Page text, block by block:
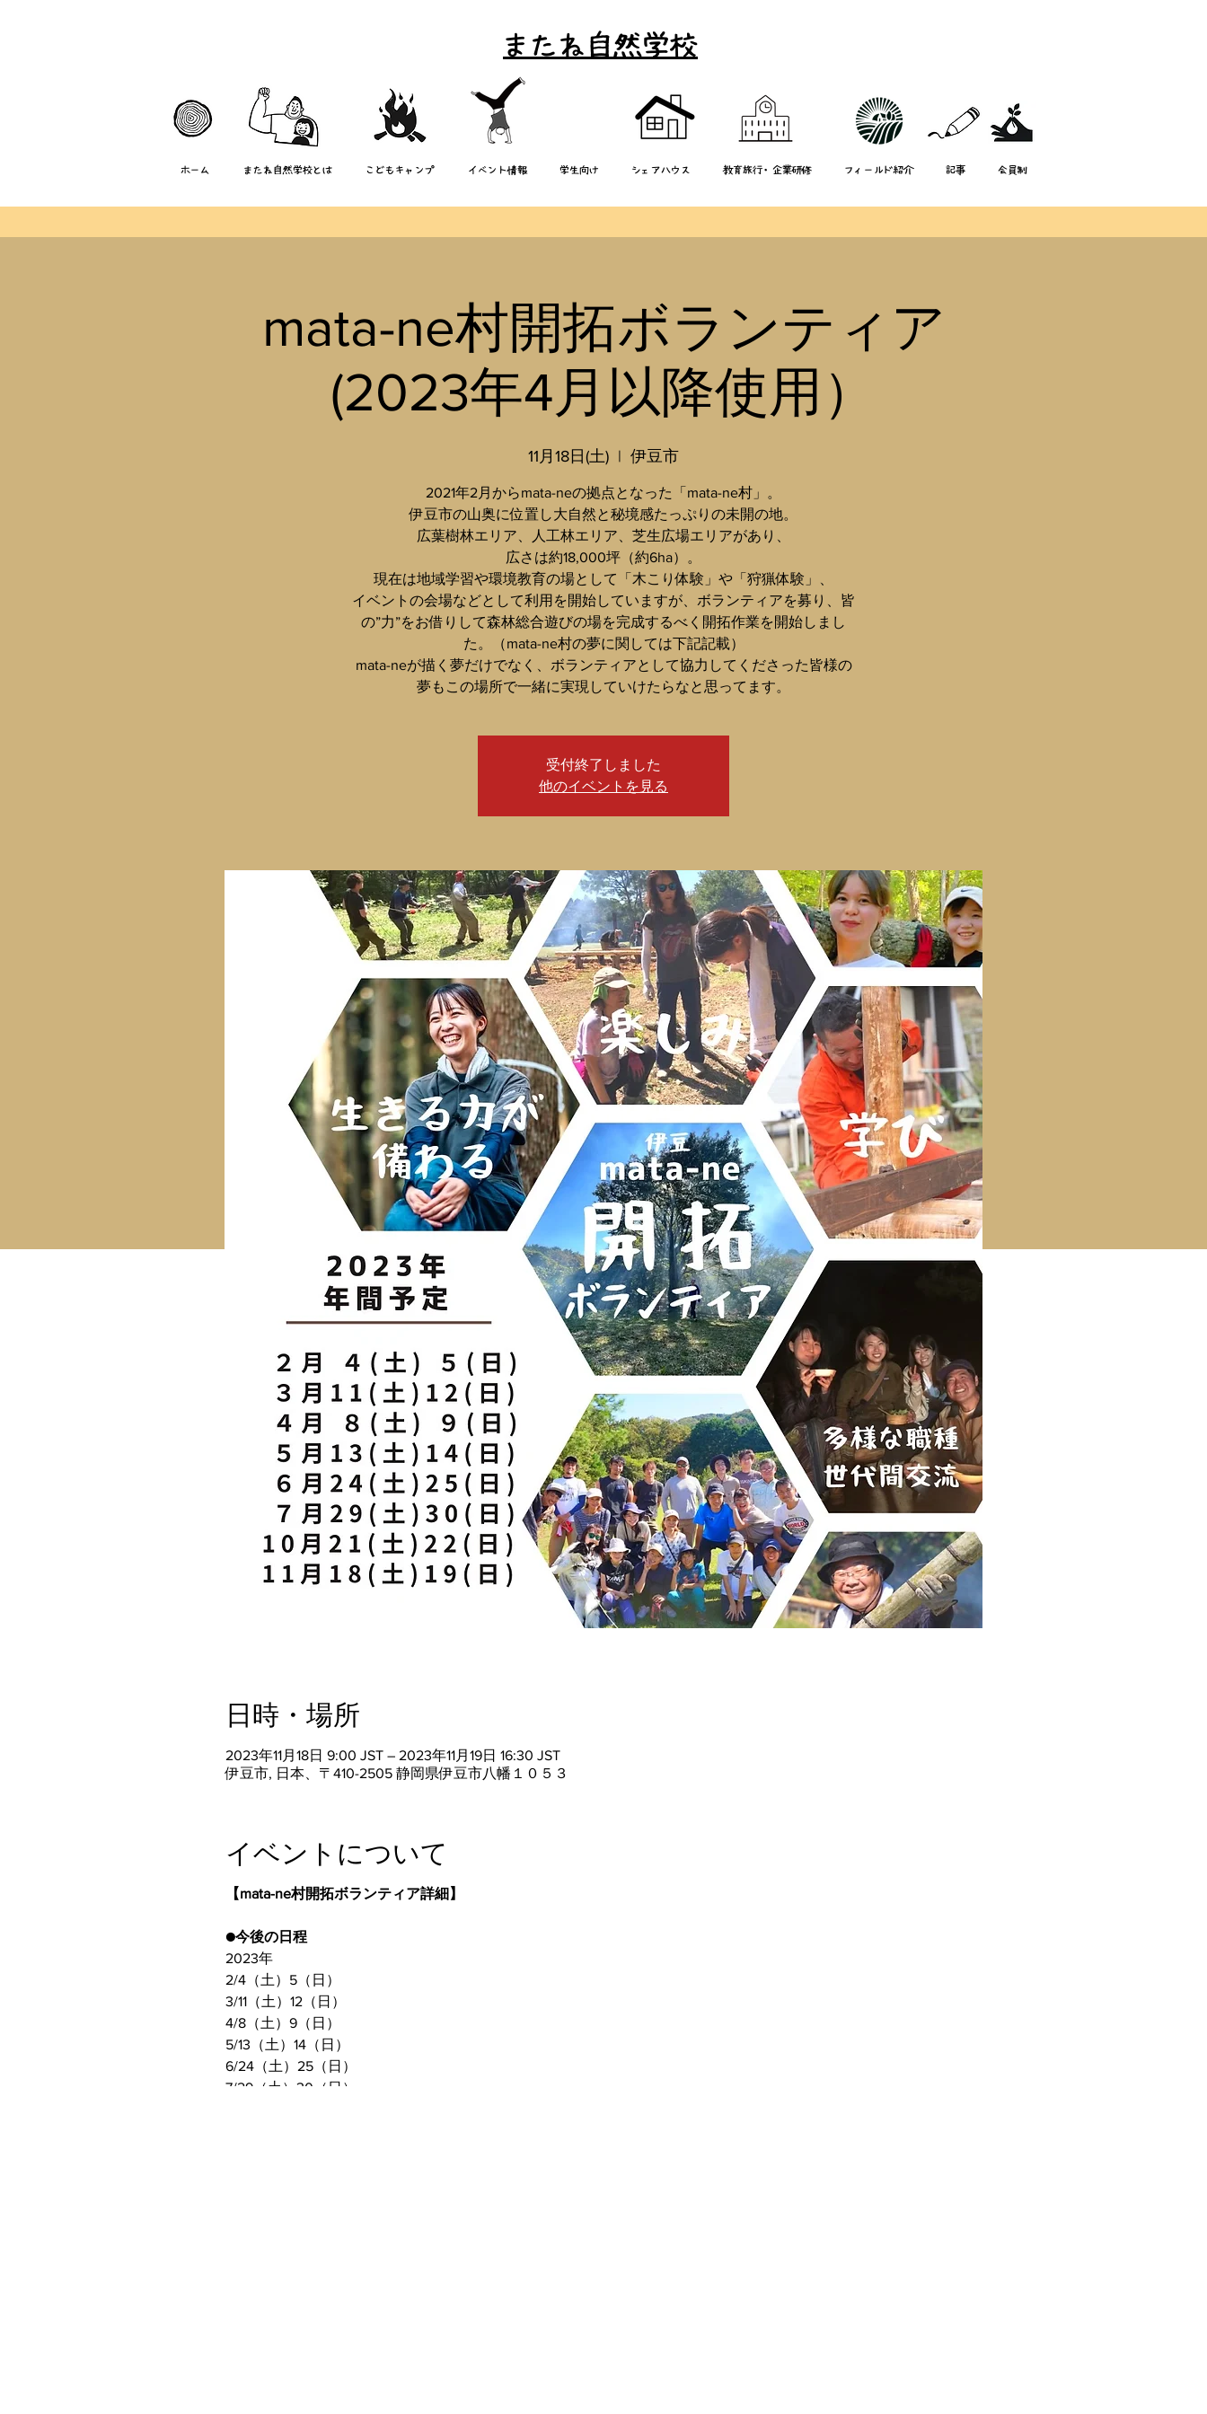
またね自然学校
ホーム またね自然学校とは こどもキャンプ イベント情報 学生向け シェアハウス 教育旅行・企業研修 フィールド紹介 記事 会員制
mata-ne村開拓ボランティア
(2023年4月以降使用）
11月18日(土)
  |
伊豆市
2021年2月からmata-neの拠点となった「mata-ne村」。
伊豆市の山奥に位置し大自然と秘境感たっぷりの未開の地。
広葉樹林エリア、人工林エリア、芝生広場エリアがあり、
広さは約18,000坪（約6ha）。
現在は地域学習や環境教育の場として「木こり体験」や「狩猟体験」、
イベントの会場などとして利用を開始していますが、ボランティアを募り、皆
の”力”をお借りして森林総合遊びの場を完成するべく開拓作業を開始しまし
た。（mata-ne村の夢に関しては下記記載）
mata-neが描く夢だけでなく、ボランティアとして協力してくださった皆様の
夢もこの場所で一緒に実現していけたらなと思ってます。
受付終了しました
他のイベントを見る
日時・場所
2023年11月18日 9:00 JST – 2023年11月19日 16:30 JST
伊豆市, 日本、〒410-2505 静岡県伊豆市八幡１０５３
イベントについて
【mata-ne村開拓ボランティア詳細】
●今後の日程
2023年
2/4（土）5（日）
3/11（土）12（日）
4/8（土）9（日）
5/13（土）14（日）
6/24（土）25（日）
7/29（土）30（日）